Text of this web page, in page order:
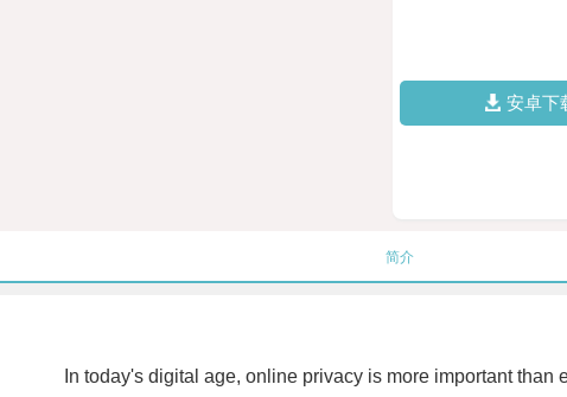
安卓下
简介
In today's digital age, online privacy is more important